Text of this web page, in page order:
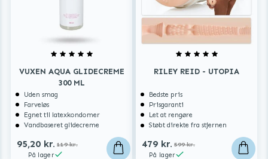
VUXEN AQUA GLIDECREME
300 ML
Uden smag
Farveløs
Egnet til latexkondomer
Vandbaseret glidecreme
95,20 kr. 119 kr.
På lager
RILEY REID - UTOPIA
Bedste pris
Prisgaranti
Let at rengøre
Støbt direkte fra stjernen
479 kr. 599 kr.
På lager